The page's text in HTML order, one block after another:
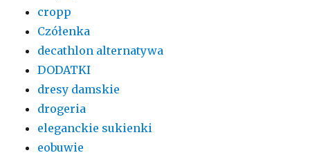
cropp
Czółenka
decathlon alternatywa
DODATKI
dresy damskie
drogeria
eleganckie sukienki
eobuwie